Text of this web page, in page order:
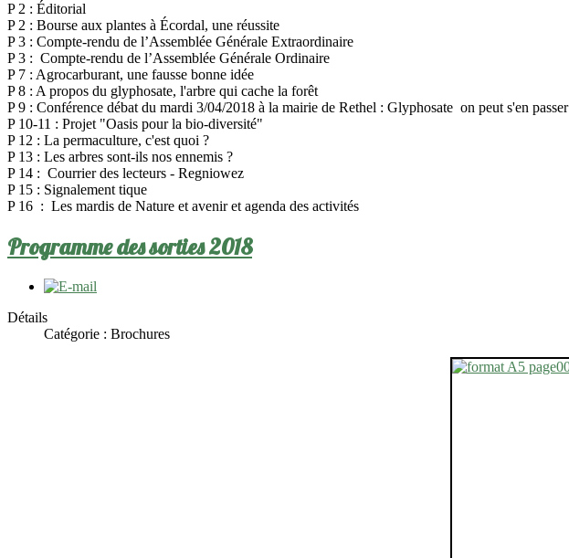
P 2 : Éditorial
P 2 : Bourse aux plantes à Écordal, une réussite
P 3 : Compte-rendu de l’Assemblée Générale Extraordinaire
P 3 : Compte-rendu de l’Assemblée Générale Ordinaire
P 7 : Agrocarburant, une fausse bonne idée
P 8 : A propos du glyphosate, l'arbre qui cache la forêt
P 9 : Conférence débat du mardi 3/04/2018 à la mairie de Rethel : Glyphosate on peut s'en passer
P 10-11 : Projet "Oasis pour la bio-diversité"
P 12 : La permaculture, c'est quoi ?
P 13 : Les arbres sont-ils nos ennemis ?
P 14 : Courrier des lecteurs - Regniowez
P 15 : Signalement tique
P 16 : Les mardis de Nature et avenir et agenda des activités
Programme des sorties 2018
Détails
Catégorie : Brochures